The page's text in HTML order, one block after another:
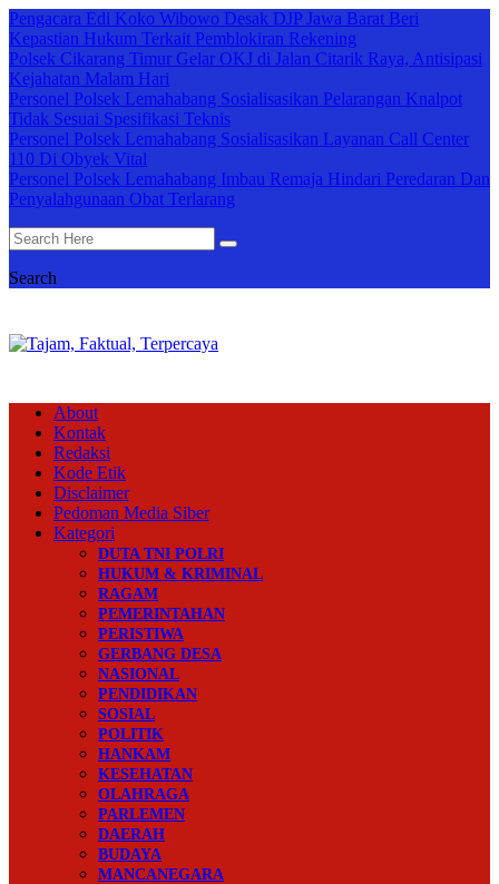
Pengacara Edi Koko Wibowo Desak DJP Jawa Barat Beri
Kepastian Hukum Terkait Pemblokiran Rekening
Polsek Cikarang Timur Gelar OKJ di Jalan Citarik Raya, Antisipasi
Kejahatan Malam Hari
Personel Polsek Lemahabang Sosialisasikan Pelarangan Knalpot
Tidak Sesuai Spesifikasi Teknis
Personel Polsek Lemahabang Sosialisasikan Layanan Call Center
110 Di Obyek Vital
Personel Polsek Lemahabang Imbau Remaja Hindari Peredaran Dan
Penyalahgunaan Obat Terlarang
Search
About
Kontak
Redaksi
Kode Etik
Disclaimer
Pedoman Media Siber
Kategori
DUTA TNI POLRI
HUKUM & KRIMINAL
RAGAM
PEMERINTAHAN
PERISTIWA
GERBANG DESA
NASIONAL
PENDIDIKAN
SOSIAL
POLITIK
HANKAM
KESEHATAN
OLAHRAGA
PARLEMEN
DAERAH
BUDAYA
MANCANEGARA